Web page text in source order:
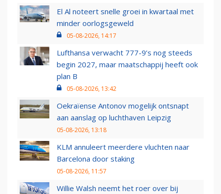
El Al noteert snelle groei in kwartaal met
minder oorlogsgeweld
05-08-2026, 14:17
Lufthansa verwacht 777-9’s nog steeds
begin 2027, maar maatschappij heeft ook
plan B
05-08-2026, 13:42
Oekraïense Antonov mogelijk ontsnapt
aan aanslag op luchthaven Leipzig
05-08-2026, 13:18
KLM annuleert meerdere vluchten naar
Barcelona door staking
05-08-2026, 11:57
Willie Walsh neemt het roer over bij